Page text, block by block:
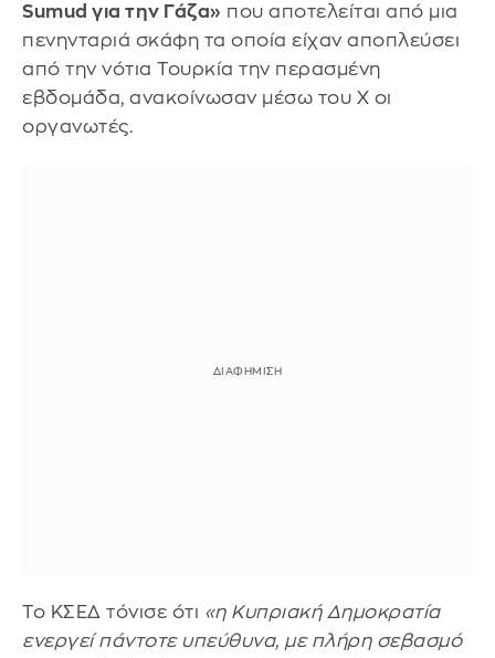
Sumud για την Γάζα» που αποτελείται από μια
πενηνταριά σκάφη τα οποία είχαν αποπλεύσει
από την νότια Τουρκία την περασμένη
εβδομάδα, ανακοίνωσαν μέσω του Χ οι
οργανωτές.
Το ΚΣΕΔ τόνισε ότι «η Κυπριακή Δημοκρατία
ενεργεί πάντοτε υπεύθυνα, με πλήρη σεβασμό